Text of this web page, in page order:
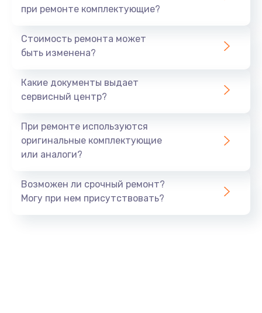
при ремонте комплектующие?
Стоимость ремонта может
быть изменена?
Какие документы выдает
сервисный центр?
При ремонте используются
оригинальные комплектующие
или аналоги?
Возможен ли срочный ремонт?
Могу при нем присутствовать?